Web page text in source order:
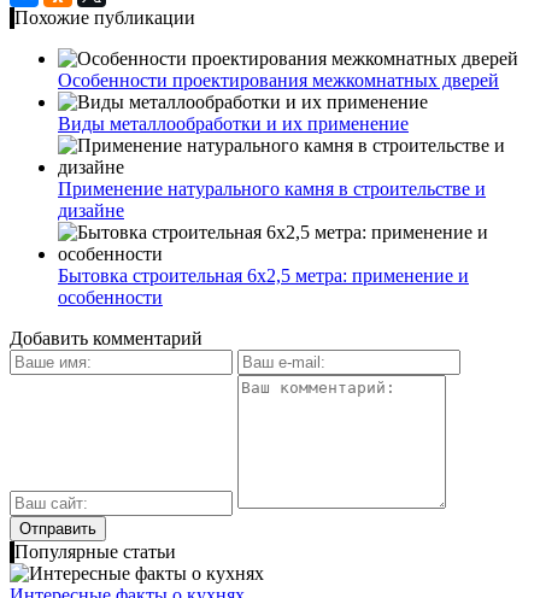
Похожие публикации
Особенности проектирования межкомнатных дверей
Виды металлообработки и их применение
Применение натурального камня в строительстве и
дизайне
Бытовка строительная 6х2,5 метра: применение и
особенности
Добавить комментарий
Популярные статьи